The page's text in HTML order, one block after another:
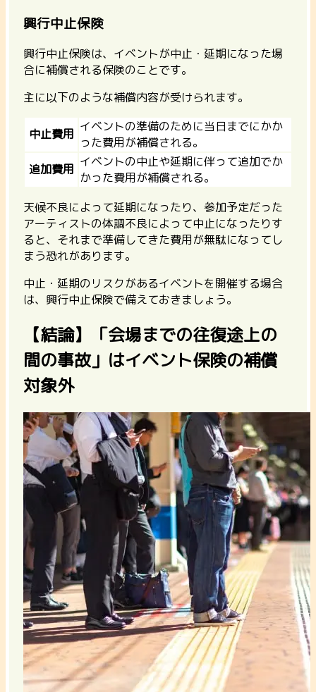
興行中止保険
興行中止保険は、イベントが中止・延期になった場
合に補償される保険のことです。
主に以下のような補償内容が受けられます。
中止費用 イベントの準備のために当日までにかか
った費用が補償される。
追加費用 イベントの中止や延期に伴って追加でか
かった費用が補償される。
天候不良によって延期になったり、参加予定だった
アーティストの体調不良によって中止になったりす
ると、それまで準備してきた費用が無駄になってし
まう恐れがあります。
中止・延期のリスクがあるイベントを開催する場合
は、興行中止保険で備えておきましょう。
【結論】「会場までの往復途上の
間の事故」はイベント保険の補償
対象外